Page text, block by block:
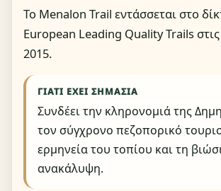
Το Menalon Trail εντάσσεται στο
European Leading Quality Trails
2015.
ΓΙΑΤΊ ΈΧΕΙ ΣΗΜΑΣΊΑ
Συνδέει την κληρονομιά της
τον σύγχρονο πεζοπορικό
ερμηνεία του τοπίου και τη
ανακάλυψη.